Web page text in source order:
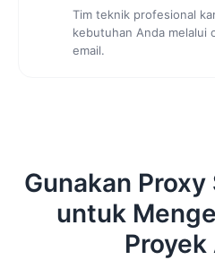
Tim teknik profesional
kebutuhan Anda melalui
email.
Gunakan Proxy
untuk
Proyek